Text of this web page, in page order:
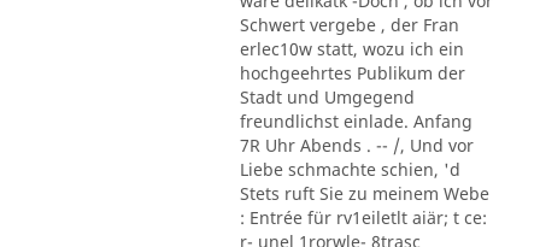
Schwert vergebe , der Fran
erlec10w statt, wozu ich ein
hochgeehrtes Publikum der
Stadt und Umgegend
freundlichst einlade. Anfang
7R Uhr Abends . -- /, Und vor
Liebe schmachte schien, 'd
Stets ruft Sie zu meinem Webe
: Entrée für rv1eiletlt aiär; t ce:
r- unel 1rorwle- 8trasc